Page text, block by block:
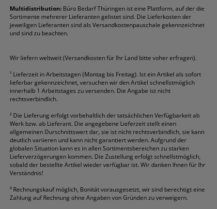
Formulare
Gelschreiber
Geschäftsbücher
Ordner
Packband
Permanentmarker
Toner
Versandmaterial
Versandtaschen
Fellowes
Franken
Fripa
HP
Stabilo
Staedtler
alle Marken anzeigen
Multidistribution: Büro Bedarf Thüringen ist eine Plattform, auf der die
Sortimente mehrerer Lieferanten gelistet sind. Die Lieferkosten der
jeweiligen Lieferanten sind als Versandkostenpauschale gekennzeichnet
und sind zu beachten.
Wir liefern weltweit (Versandkosten für Ihr Land bitte voher erfragen).
¹ Lieferzeit in Arbeitstagen (Montag bis Freitag). Ist ein Artikel als sofort
lieferbar gekennzeichnet, versuchen wir den Artikel schnellstmöglich
innerhalb 1 Arbeitstages zu versenden. Die Angabe ist nicht
rechtsverbindlich.
² Die Lieferung erfolgt vorbehaltlich der tatsächlichen Verfügbarkeit ab
Werk bzw. ab Lieferant. Die angegebene Lieferzeit stellt einen
allgemeinen Durschnittswert dar, sie ist nicht rechtsverbindlich, sie kann
deutlich variieren und kann nicht garantiert werden. Aufgrund der
globalen Situation kann es in allen Sortimentsbereichen zu starken
Lieferverzögerungen kommen. Die Zustellung erfolgt schnellstmöglich,
sobald der bestellte Artikel wieder verfügbar ist. Wir danken Ihnen für Ihr
Verständnis!
³ Rechnungskauf möglich, Bonität vorausgesetzt, wir sind berechtigt eine
Zahlung auf Rechnung ohne Angaben von Gründen zu verweigern.